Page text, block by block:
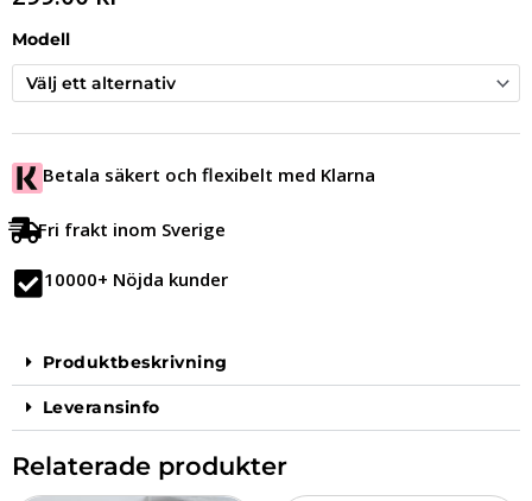
Modell
Betala säkert och flexibelt med Klarna
Fri frakt inom Sverige
10000+ Nöjda kunder
Produktbeskrivning
Leveransinfo
Relaterade produkter